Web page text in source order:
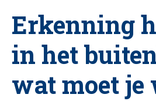
Erkenning
in het
wat moet je